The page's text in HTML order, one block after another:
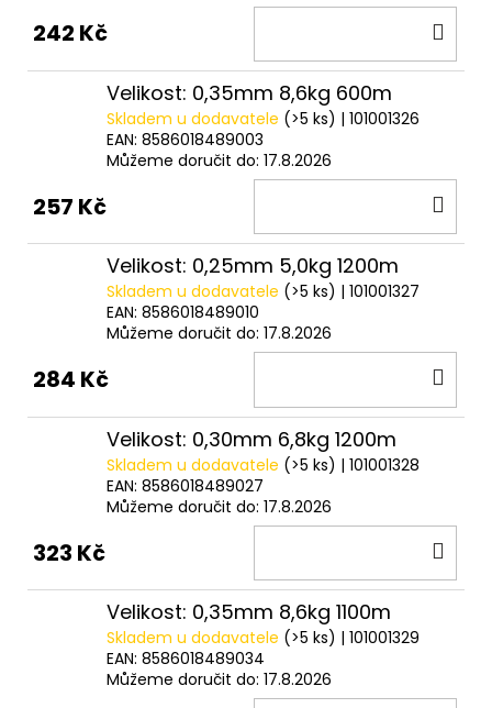
242 Kč
Velikost: 0,35mm 8,6kg 600m
Skladem u dodavatele (>5 ks) | 101001326
EAN: 8586018489003
Můžeme doručit do: 17.8.2026
257 Kč
Velikost: 0,25mm 5,0kg 1200m
Skladem u dodavatele (>5 ks) | 101001327
EAN: 8586018489010
Můžeme doručit do: 17.8.2026
284 Kč
Velikost: 0,30mm 6,8kg 1200m
Skladem u dodavatele (>5 ks) | 101001328
EAN: 8586018489027
Můžeme doručit do: 17.8.2026
323 Kč
Velikost: 0,35mm 8,6kg 1100m
Skladem u dodavatele (>5 ks) | 101001329
EAN: 8586018489034
Můžeme doručit do: 17.8.2026